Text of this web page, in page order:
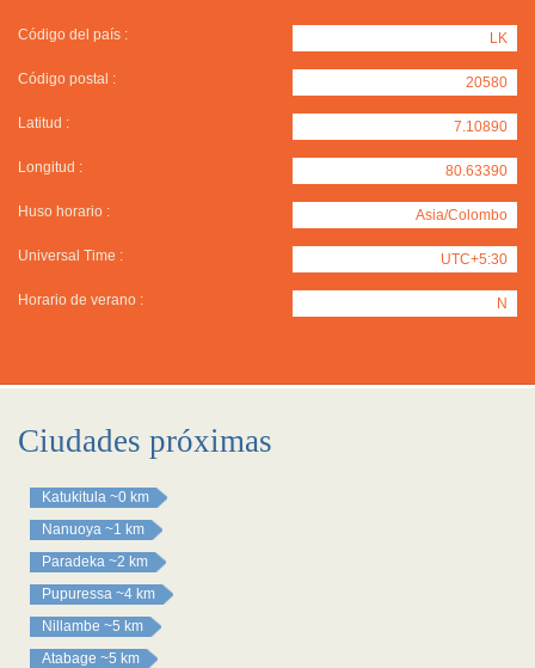
Código del país : LK
Código postal : 20580
Latitud : 7.10890
Longitud : 80.63390
Huso horario : Asia/Colombo
Universal Time : UTC+5:30
Horario de verano : N
Ciudades próximas
Katukitula ~0 km
Nanuoya ~1 km
Paradeka ~2 km
Pupuressa ~4 km
Nillambe ~5 km
Atabage ~5 km